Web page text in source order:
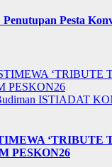
Pesta
ISTIADAT
‘TRIBUTE
PESKON26